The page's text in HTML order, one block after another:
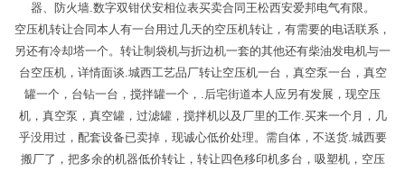
器、防火墙.数字双钳伏安相位表买卖合同王松西安爱邦电气有限。
空压机转让合同本人有一台用过几天的空压机转让，有需要的电话联系，
另还有冷却塔一个。转让制袋机与折边机一套的其他还有柴油发电机与一
台空压机，详情面谈.城西工艺品厂转让空压机一台，真空泵一台，真空
罐一个，台钻一台，搅拌罐一个，.后宅街道本人应另有发展，现空压
机，真空泵，真空罐，过滤罐，搅拌机以及厂里的工作.买来一个月，几
乎没用过，配套设备已卖掉，现诚心低价处理。需自体，不送货.城西要
搬厂了，把多余的机器低价转让，转让四色移印机多台，吸塑机，空压